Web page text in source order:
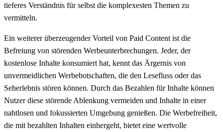
tieferes Verständnis für selbst die komplexesten Themen zu
vermitteln.
Ein weiterer überzeugender Vorteil von Paid Content ist die
Befreiung von störenden Werbeunterbrechungen. Jeder, der
kostenlose Inhalte konsumiert hat, kennt das Ärgernis von
unvermeidlichen Werbebotschaften, die den Lesefluss oder das
Seherlebnis stören können. Durch das Bezahlen für Inhalte können
Nutzer diese störende Ablenkung vermeiden und Inhalte in einer
nahtlosen und fokussierten Umgebung genießen. Die Werbefreiheit,
die mit bezahlten Inhalten einhergeht, bietet eine wertvolle